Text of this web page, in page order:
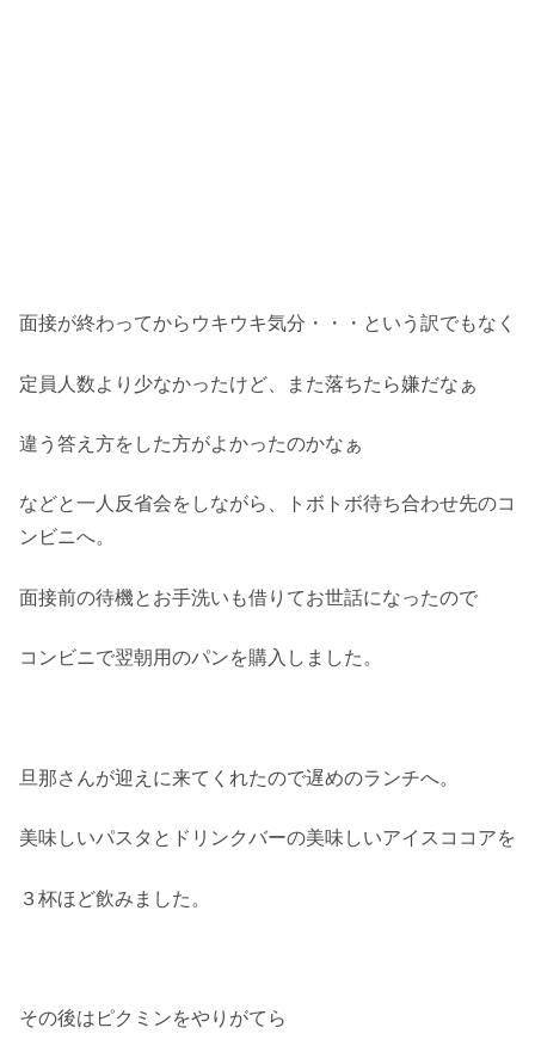
面接が終わってからウキウキ気分・・・という訳でもなく
定員人数より少なかったけど、また落ちたら嫌だなぁ
違う答え方をした方がよかったのかなぁ
などと一人反省会をしながら、トボトボ待ち合わせ先のコ
ンビニへ。
面接前の待機とお手洗いも借りてお世話になったので
コンビニで翌朝用のパンを購入しました。
旦那さんが迎えに来てくれたので遅めのランチへ。
美味しいパスタとドリンクバーの美味しいアイスココアを
３杯ほど飲みました。
その後はピクミンをやりがてら